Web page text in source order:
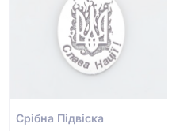
Срiбна Підвіска